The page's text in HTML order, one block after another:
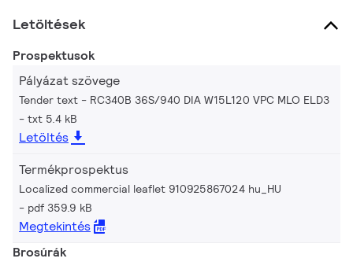
Letöltések
Prospektusok
Pályázat szövege
Tender text - RC340B 36S/940 DIA W15L120 VPC MLO ELD3
txt 5.4 kB
Letöltés
Termékprospektus
Localized commercial leaflet 910925867024 hu_HU
pdf 359.9 kB
Megtekintés
Brosúrák